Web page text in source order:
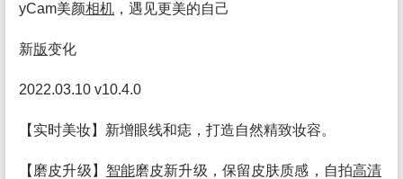
yCam美颜相机 ，遇见更美的自己
新版变化
2022.03.10 v10.4.0
【实时美妆】新增眼线和痣，打造自然精致妆容。
【磨皮升级】 智能磨皮新升级，保留皮肤质感，自拍高清